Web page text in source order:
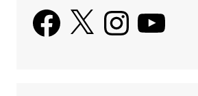
Facebook
X InstagramYouTube